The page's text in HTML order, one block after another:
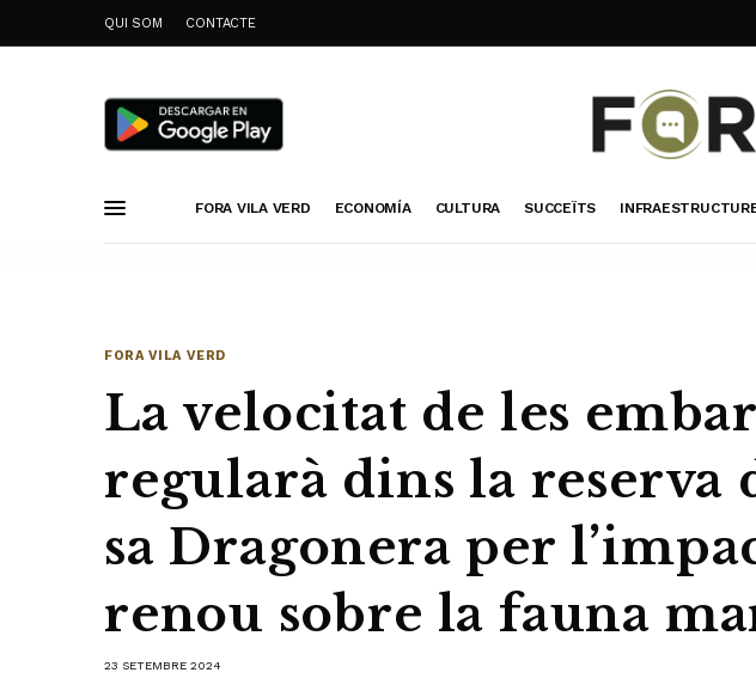
QUI SOM CONTACTE
FORA VILA VERD ECONOMÍA CULTURA SUCCEÏTS
FORA VILA VERD
La velocitat de les
regularà dins la reserva
sa Dragonera per
renou sobre la fauna
23 SETEMBRE 2024